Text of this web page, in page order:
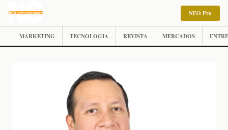
NEO Pro
MARKETING TECNOLOGIA REVISTA MERCADOS